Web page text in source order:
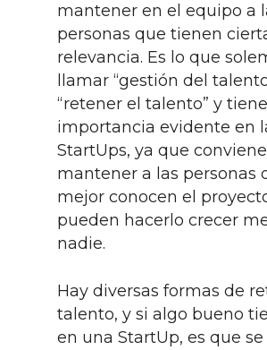
mantener en el equipo a
personas que tienen
relevancia. Es lo que
llamar “gestión del
“retener el talento” y
importancia evidente en
StartUps, ya que conviene
mantener a las personas
mejor conocen el
pueden hacerlo crecer
nadie.
Hay diversas formas de
talento, y si algo bueno
en una StartUp, es que